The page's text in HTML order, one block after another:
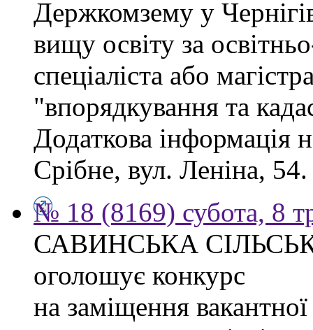
Держкомзему у
вищу освіту за
спеціаліста або
"впорядкування та
Додаткова інформація
Срібне, вул. Леніна,
№ 18 (8169) субота, 8
САВИНСЬКА
оголошує конкурс
на заміщення